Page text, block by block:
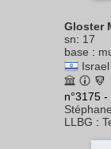
Gloster
sn: 17
base :
Israel
n°3175
LLBG :